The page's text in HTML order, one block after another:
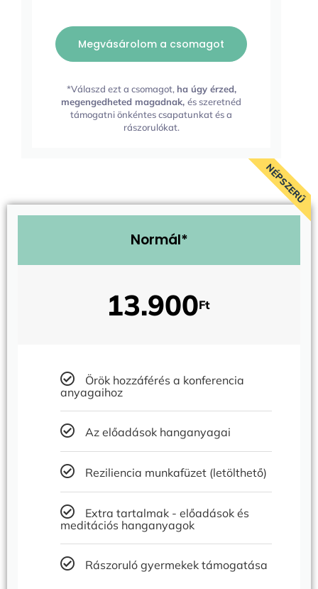
Megvásárolom a csomagot
*Válaszd ezt a csomagot, ha úgy érzed,
megengedheted magadnak,és szeretnéd
támogatni önkéntes csapatunkat és a
rászorulókat.
Normál*
13.900Ft
Örök hozzáférés a konferencia
anyagaihoz
Az előadások hanganyagai
Reziliencia munkafüzet (letölthető)
Extra tartalmak - előadások és
meditációs hanganyagok
Rászoruló gyermekek támogatása
NÉPSZERŰ